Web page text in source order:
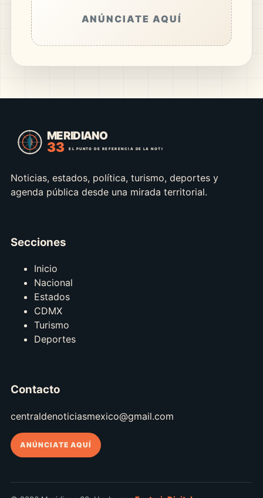
ANÚNCIATE AQUÍ
Noticias, estados, política, turismo, deportes y
agenda pública desde una mirada territorial.
Secciones
Inicio
Nacional
Estados
CDMX
Turismo
Deportes
Contacto
centraldenoticiasmexico@gmail.com
ANÚNCIATE AQUÍ